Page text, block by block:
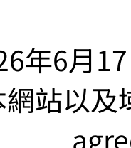
年6月
網站以